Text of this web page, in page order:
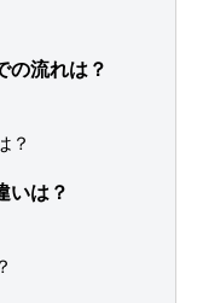
の流れは？
？
いは？